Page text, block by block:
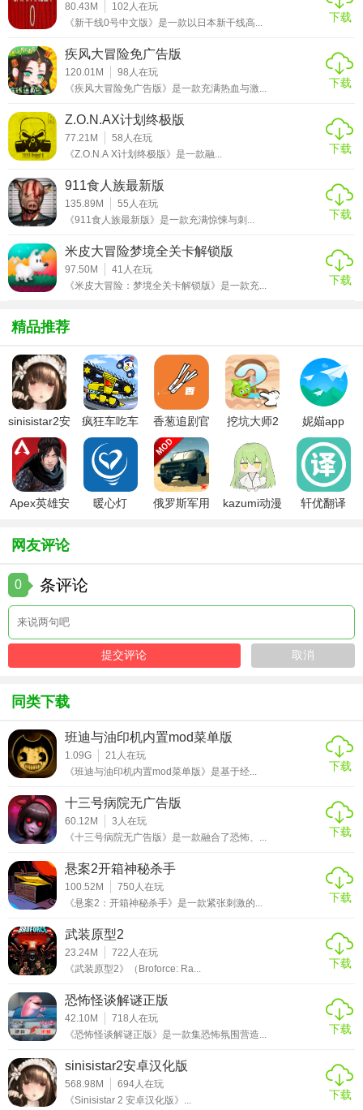
【规则怪谈二功能】
1. 技能树：玩家可通过升级解锁新的技能，自由搭配组合，
形成个人战斗风格。
斗力。
3. 社交互动：支持多人在线合作，玩家可组队探险，共同对
抗强大敌人。
4. 剧情驱动：游戏故事丰富，随着剧情推进，将逐步揭示世
【规则怪谈二攻略】
累资源与经验。
路线。
3. 规则解读：遇到新区域时，仔细阅读并理解其规则，避免
盲目行动。
4. 角色发展：均衡提升角色各项能力，根据游戏进程适时调
整技能搭配。
5. 团队合作：加入或创建公会，与队友共享信息，共同完成
适合喜欢深度剧情、策略规划及角色扮演的玩家。《规则怪
谈二》以其独特的规则系统和丰富的游戏内容，为玩家提供
了一个既刺激又充满挑战的游戏世界。
80.43M 102 人在玩
《新干线0号中文版》是一款以日本新干线高...
下载
疾风大冒险免广告版
120.01M 98 人在玩
《疾风大冒险免广告版》是一款充满热血与激...
下载
Z.O.N.AX计划终极版
77.21M 58 人在玩
《Z.O.N.A X计划终极版》是一款融...
下载
911食人族最新版
135.89M 55 人在玩
《911食人族最新版》是一款充满惊悚与刺...
下载
米皮大冒险梦境全关卡解锁版
97.50M 41 人在玩
《米皮大冒险：梦境全关卡解锁版》是一款充...
下载
精品推荐
sinisistar2安
卓汉化版
疯狂车吃车
3中文版
香葱追剧官
方最新版
挖坑大师2 妮媌app
Apex英雄安
暖心灯
俄罗斯军用
kazumi动漫
轩优翻译
网友评论
0 条评论
同类下载
班迪与油印机内置mod菜单版
1.09G 21 人在玩
《班迪与油印机内置mod菜单版》是基于经...
下载
十三号病院无广告版
60.12M 3 人在玩
《十三号病院无广告版》是一款融合了恐怖、...
下载
悬案2开箱神秘杀手
100.52M 750 人在玩
《悬案2：开箱神秘杀手》是一款紧张刺激的...
下载
武装原型2
23.24M 722 人在玩
《武装原型2》（Broforce: Ra...
下载
恐怖怪谈解谜正版
42.10M 718 人在玩
《恐怖怪谈解谜正版》是一款集恐怖氛围营造...
下载
sinisistar2安卓汉化版
568.98M 694 人在玩
《Sinisistar 2 安卓汉化版》...
下载